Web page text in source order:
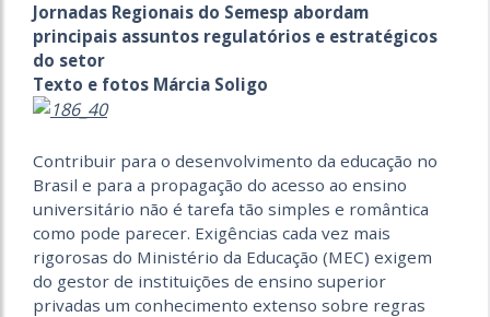
Jornadas Regionais do Semesp abordam
principais assuntos regulatórios e estratégicos
do setor
Texto e fotos Márcia Soligo
Contribuir para o desenvolvimento da educação no
Brasil e para a propagação do acesso ao ensino
universitário não é tarefa tão simples e romântica
como pode parecer. Exigências cada vez mais
rigorosas do Ministério da Educação (MEC) exigem
do gestor de instituições de ensino superior
privadas um conhecimento extenso sobre regras